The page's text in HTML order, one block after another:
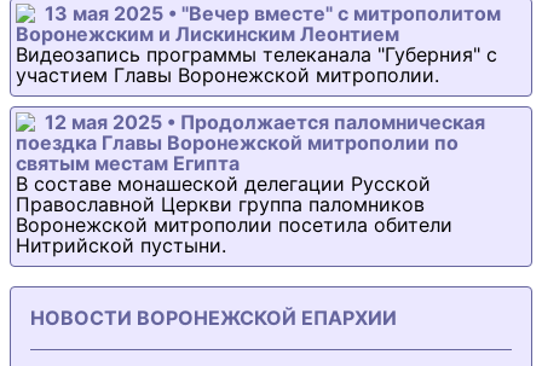
13 мая 2025 • "Вечер вместе" с митрополитом
Воронежским и Лискинским Леонтием
Видеозапись программы телеканала "Губерния" с
участием Главы Воронежской митрополии.
12 мая 2025 • Продолжается паломническая
поездка Главы Воронежской митрополии по
святым местам Египта
В составе монашеской делегации Русской
Православной Церкви группа паломников
Воронежской митрополии посетила обители
Нитрийской пустыни.
НОВОСТИ ВОРОНЕЖСКОЙ ЕПАРХИИ